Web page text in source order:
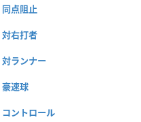
同点阻止
対右打者
対ランナー
豪速球
コントロール